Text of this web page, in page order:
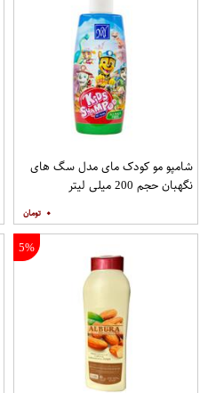
شامپو مو کودک مای مدل سگ های
نگهبان حجم 200 میلی لیتر
۰
5%